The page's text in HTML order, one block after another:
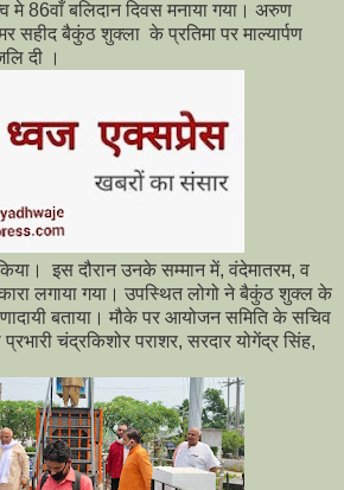
86वाँ बलिदान दिवस मनाया गया। अरुण
सहीद बैकुंठ शुक्ला के प्रतिमा पर माल्यार्पण
दी ।
इस दौरान उनके सम्मान में, वंदेमातरम, व
लगाया गया। उपस्थित लोगो ने बैकुंठ शुक्ल के
बताया। मौके पर आयोजन समिति के सचिव
चंद्रकिशोर पराशर, सरदार योगेंद्र सिंह,